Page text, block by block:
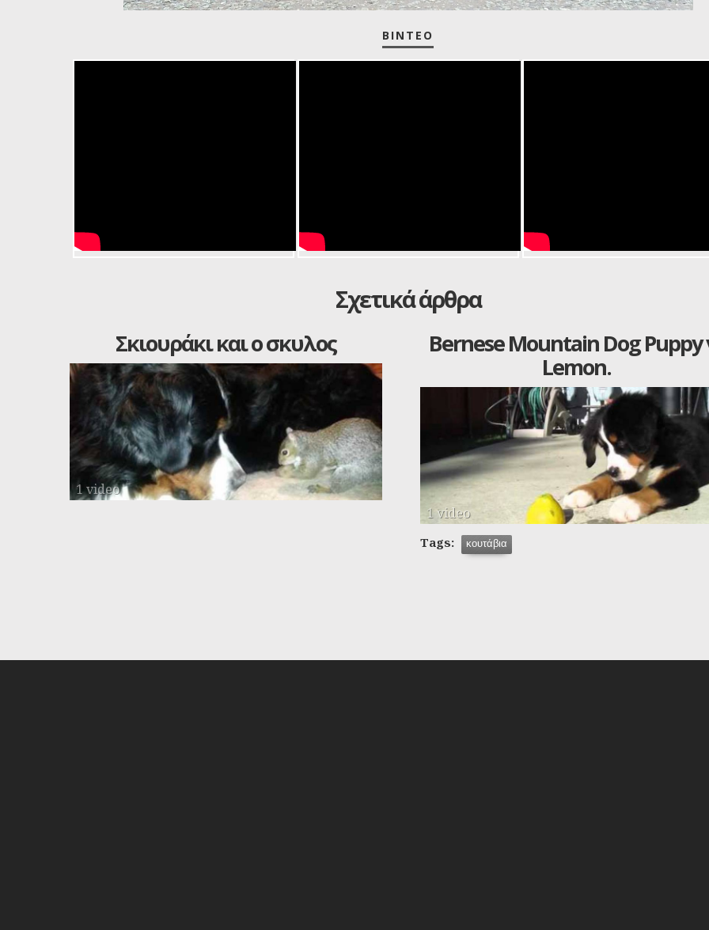
ΒΊΝΤΕΟ
Σχετικά άρθρα
Σκιουράκι και ο σκυλος
1 video
Bernese Mountain Dog Puppy
Lemon.
1 video
Tags: κουτάβια